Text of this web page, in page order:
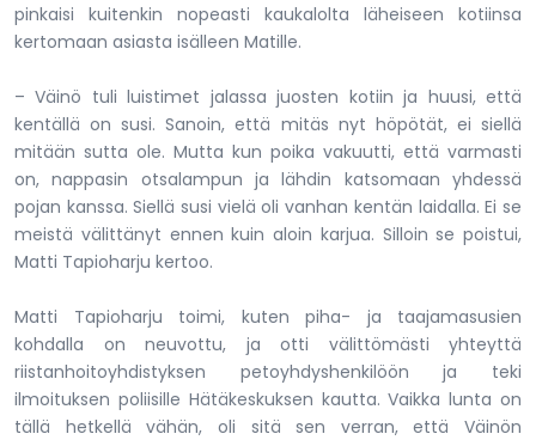
pinkaisi kuitenkin nopeasti kaukalolta läheiseen kotiinsa
kertomaan asiasta isälleen Matille.
– Väinö tuli luistimet jalassa juosten kotiin ja huusi, että
kentällä on susi. Sanoin, että mitäs nyt höpötät, ei siellä
mitään sutta ole. Mutta kun poika vakuutti, että varmasti
on, nappasin otsalampun ja lähdin katsomaan yhdessä
pojan kanssa. Siellä susi vielä oli vanhan kentän laidalla. Ei se
meistä välittänyt ennen kuin aloin karjua. Silloin se poistui,
Matti Tapioharju kertoo.
Matti Tapioharju toimi, kuten piha- ja taajamasusien
kohdalla on neuvottu, ja otti välittömästi yhteyttä
riistanhoitoyhdistyksen petoyhdyshenkilöön ja teki
ilmoituksen poliisille Hätäkeskuksen kautta. Vaikka lunta on
tällä hetkellä vähän, oli sitä sen verran, että Väinön